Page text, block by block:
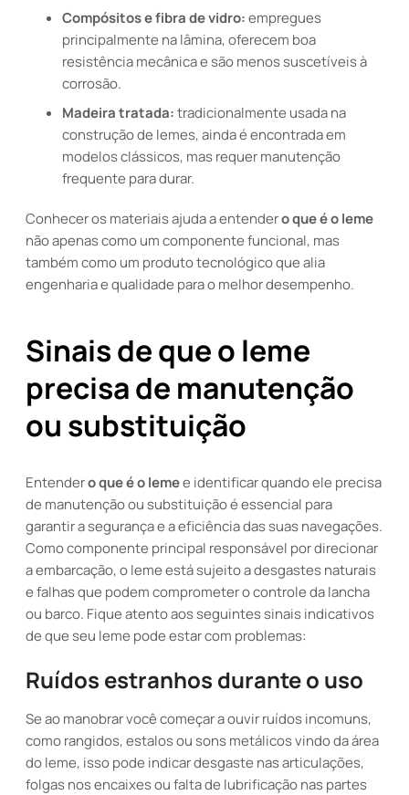
Compósitos e fibra de vidro:empregues
principalmente na lâmina, oferecem boa
resistência mecânica e são menos suscetíveis à
corrosão.
Madeira tratada:tradicionalmente usada na
construção de lemes, ainda é encontrada em
modelos clássicos, mas requer manutenção
frequente para durar.
Conhecer os materiais ajuda a entendero que é o leme
não apenas como um componente funcional, mas
também como um produto tecnológico que alia
engenharia e qualidade para o melhor desempenho.
Sinais de que o leme
precisa de manutenção
ou substituição
Entendero que é o lemee identificar quando ele precisa
de manutenção ou substituição é essencial para
garantir a segurança e a eficiência das suas navegações.
Como componente principal responsável por direcionar
a embarcação, o leme está sujeito a desgastes naturais
e falhas que podem comprometer o controle da lancha
ou barco. Fique atento aos seguintes sinais indicativos
de que seu leme pode estar com problemas:
Ruídos estranhos durante o uso
Se ao manobrar você começar a ouvir ruídos incomuns,
como rangidos, estalos ou sons metálicos vindo da área
do leme, isso pode indicar desgaste nas articulações,
folgas nos encaixes ou falta de lubrificação nas partes